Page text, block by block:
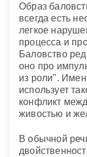
мешает вам
продвигаться
Образ
всегда есть
легкое
процесса и
Баловство
оно про
из роли".
использует
конфликт
живостью и
В обычной